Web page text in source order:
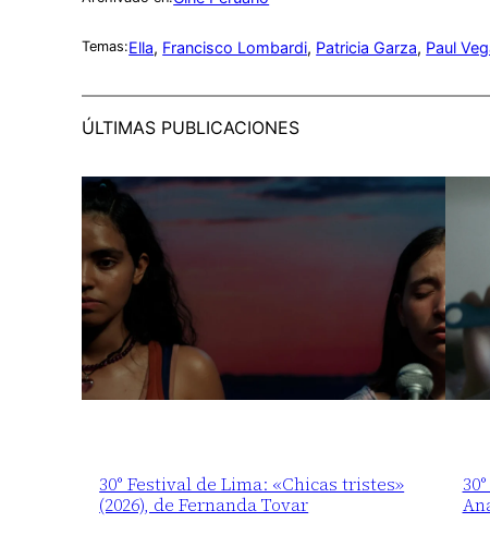
Temas:Ella, Francisco Lombardi, Patricia Garza, Paul
ÚLTIMAS PUBLICACIONES
30° Festival de Lima: «Chicas tristes»
(2026), de Fernanda Tovar